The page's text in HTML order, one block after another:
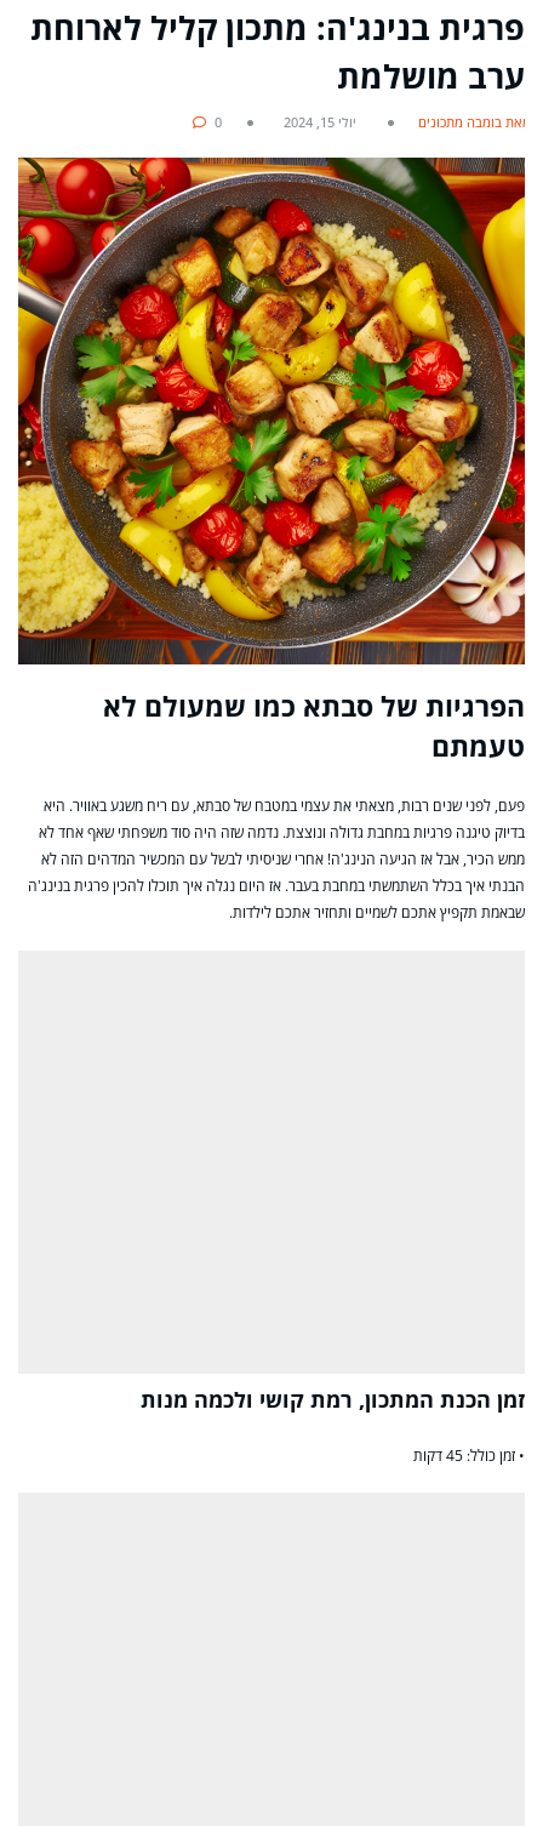
פרגית בנינג'ה: מתכון קליל לארוחת
ערב מושלמת
מאת בומבה מתכונים יולי 15, 2024 0
הפרגיות של סבתא כמו שמעולם לא
טעמתם
פעם, לפני שנים רבות, מצאתי את עצמי במטבח של סבתא, עם ריח משגע באוויר. היא
בדיוק טיגנה פרגיות במחבת גדולה ונוצצת. נדמה שזה היה סוד משפחתי שאף אחד לא
ממש הכיר, אבל אז הגיעה הנינג'ה! אחרי שניסיתי לבשל עם המכשיר המדהים הזה לא
הבנתי איך בכלל השתמשתי במחבת בעבר. אז היום נגלה איך תוכלו להכין פרגית בנינג'ה
שבאמת תקפיץ אתכם לשמיים ותחזיר אתכם לילדות.
זמן הכנת המתכון, רמת קושי ולכמה מנות
• זמן כולל: 45 דקות